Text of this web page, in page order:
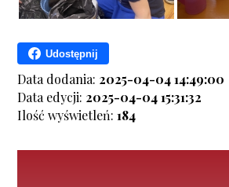
Udostępnij
Data dodania: 2025-04-04 14:49:00
Data edycji: 2025-04-04 15:31:32
Ilość wyświetleń:184